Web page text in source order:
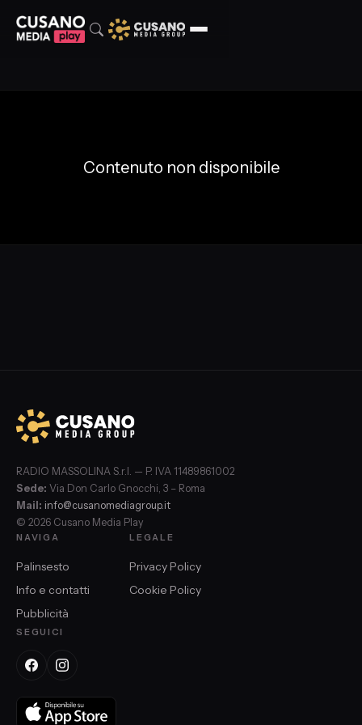
Contenuto non disponibile
RADIO MASSOLINA S.r.l. — P. IVA 11489861002
Sede: Via Don Carlo Gnocchi, 3 – Roma
Mail: info@cusanomediagroup.it
© 2026 Cusano Media Play
NAVIGA
Palinsesto
Info e contatti
Pubblicità
LEGALE
Privacy Policy
Cookie Policy
SEGUICI